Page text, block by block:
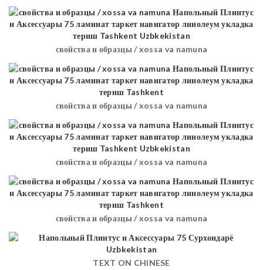
свойства и образцы / xossa va namuna
свойства и образцы / xossa va namuna
свойства и образцы / xossa va namuna
свойства и образцы / xossa va namuna
TEXT ON CHINESE